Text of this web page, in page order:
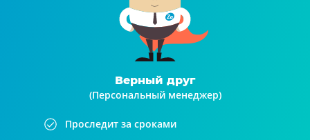
Верный друг
(Персональный менеджер)
Проследит за сроками